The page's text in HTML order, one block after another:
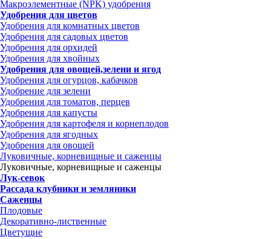
Макроэлементные (NPK) удобрения
Удобрения для цветов
Удобрения для комнатных цветов
Удобрения для садовых цветов
Удобрения для орхидей
Удобрения для хвойных
Удобрения для овощей,зелени и ягод
Удобрения для огурцов, кабачков
Удобрение для зелени
Удобрения для томатов, перцев
Удобрения для капусты
Удобрения для картофеля и корнеплодов
Удобрения для ягодных
Удобрения для овощей
Луковичные, корневищные и саженцы
Луковичные, корневищные и саженцы
Лук-севок
Рассада клубники и земляники
Саженцы
Плодовые
Декоративно-лиственные
Цветущие